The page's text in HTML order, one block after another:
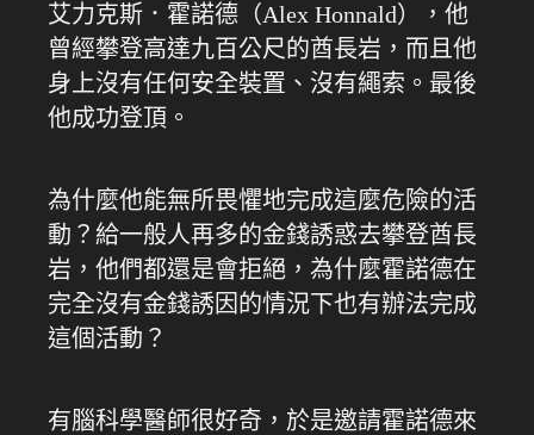
艾力克斯．霍諾德（Alex Honnald），他
曾經攀登高達九百公尺的酋長岩，而且他
身上沒有任何安全裝置、沒有繩索。最後
他成功登頂。
為什麼他能無所畏懼地完成這麼危險的活
動？給一般人再多的金錢誘惑去攀登酋長
岩，他們都還是會拒絕，為什麼霍諾德在
完全沒有金錢誘因的情況下也有辦法完成
這個活動？
有腦科學醫師很好奇，於是邀請霍諾德來